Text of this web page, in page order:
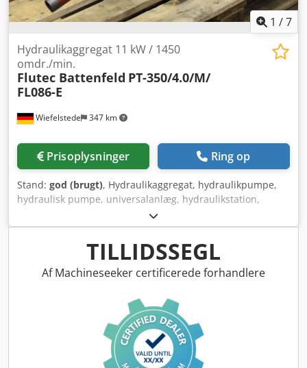
1 /7
Wiefelstede 347 km
Hydraulikaggregat 11 kW / 1450
omdr./min.
Flutec Battenfeld PT-350/4.0/M/
FL086-E
Prisoplysninger Ring op
Stand: god (brugt), Hydraulikaggregat, hydraulikpumpe,
hydraulisk pumpe, universalanlæg, hydraulikstation,
sprøjtestøbemaskine, injektionsstøbemaskine, plast
sprøjtestøbemaskine, plast injektionsstøbemaskine, plast
sprøjtestøbepresse - Fabrikat: Flutec, hydraulikaggregat fra
sprøjtestøbemaskine Battenfeld BA 600 CDC - Type: PT-
350/4.0/M/ FL086-E - Pumpe: Brueninghaus type A10VS 0
omdr./min - Enkelte komponenter: se billeder Credjg Dvx
Nepfx Anisf - Mål: 1130/430/H350 mm - Vægt: 152 kg
TILLIDSSEGL
Af Machineseeker certificerede forhandlere